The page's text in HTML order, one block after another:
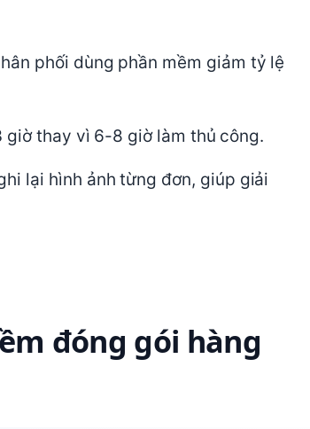
phối dùng phần mềm giảm tỷ lệ
thay vì 6-8 giờ làm thủ công.
lại hình ảnh từng đơn, giúp giải
đóng gói hàng